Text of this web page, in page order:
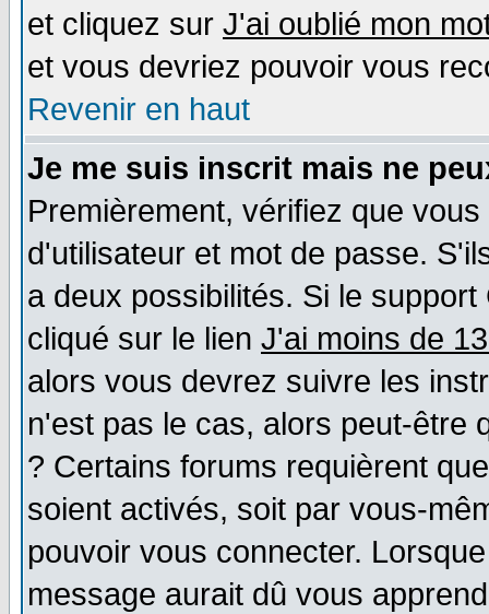
et cliquez sur J'ai oublié mon
et vous devriez pouvoir vous
Revenir en haut
Je me suis inscrit mais ne
Premièrement, vérifiez que
d'utilisateur et mot de passe.
a deux possibilités. Si le
cliqué sur le lien J'ai moins de
alors vous devrez suivre les
n'est pas le cas, alors peut-être
? Certains forums requièrent
soient activés, soit par vous-
pouvoir vous connecter.
message aurait dû vous